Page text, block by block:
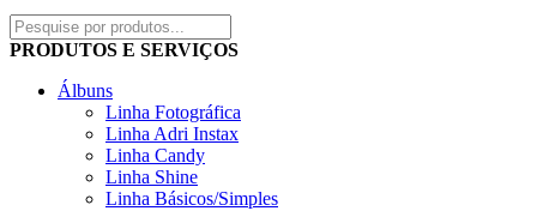
PRODUTOS E SERVIÇOS
Álbuns
Linha Fotográfica
Linha Adri Instax
Linha Candy
Linha Shine
Linha Básicos/Simples